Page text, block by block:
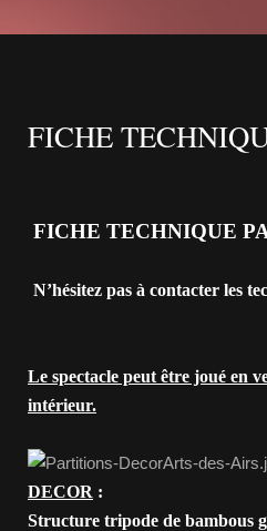
FICHE
FICHE TECHNIQUE
N’hésitez pas à contacter les
Le spectacle peut être joué en
intérieur.
DECOR :
Structure tripode de bambous